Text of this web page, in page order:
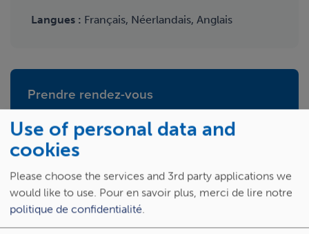
Langues : Français, Néerlandais, Anglais
Spécialités
Prendre rendez-vous
+32 2 764 18 55
Use of personal data and
cookies
Please choose the services and 3rd party applications we
would like to use. Pour en savoir plus, merci de lire notre
politique de confidentialité.